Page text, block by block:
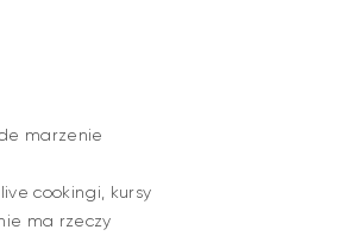
marzenie
cookingi, kursy
ma rzeczy